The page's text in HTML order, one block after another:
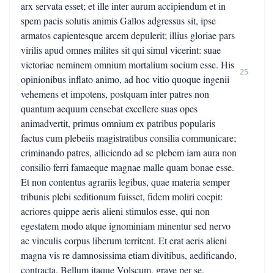
arx servata esset; et ille inter aurum accipiendum et in
spem pacis solutis animis Gallos adgressus sit, ipse
armatos capientesque arcem depulerit; illius gloriae pars
virilis apud omnes milites sit qui simul vicerint: suae
victoriae neminem omnium mortalium socium esse. His
opinionibus inflato animo, ad hoc vitio quoque ingenii
vehemens et impotens, postquam inter patres non
quantum aequum censebat excellere suas opes
animadvertit, primus omnium ex patribus popularis
factus cum plebeiis magistratibus consilia communicare;
criminando patres, alliciendo ad se plebem iam aura non
consilio ferri famaeque magnae malle quam bonae esse.
Et non contentus agrariis legibus, quae materia semper
tribunis plebi seditionum fuisset, fidem moliri coepit:
acriores quippe aeris alieni stimulos esse, qui non
egestatem modo atque ignominiam minentur sed nervo
ac vinculis corpus liberum territent. Et erat aeris alieni
magna vis re damnosissima etiam divitibus, aedificando,
contracta. Bellum itaque Volscum, grave per se,
25